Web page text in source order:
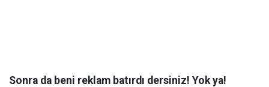
Sonra da beni reklam batırdı dersiniz! Yok ya!